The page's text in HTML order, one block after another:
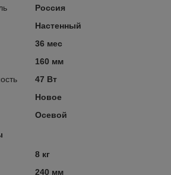
Россия
Настенный
36 мес
160 мм
47 Вт
Новое
Осевой
8 кг
240 мм